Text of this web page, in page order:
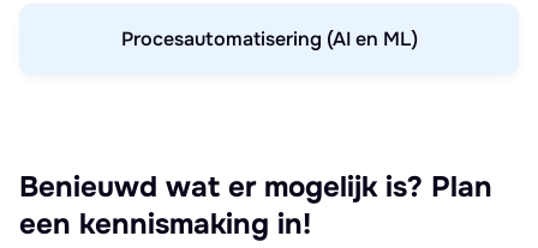
Procesautomatisering (AI en ML)
Benieuwd wat er mogelijk is? Plan
een kennismaking in!